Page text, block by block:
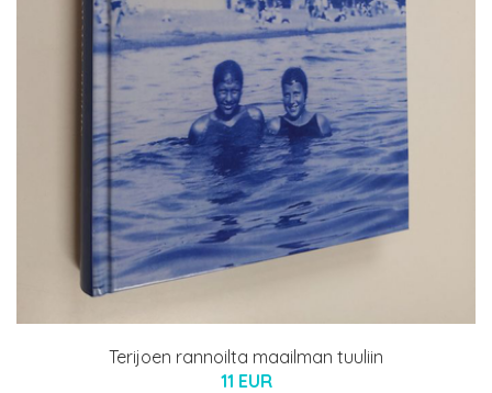
Terijoen rannoilta maailman tuuliin
11 EUR